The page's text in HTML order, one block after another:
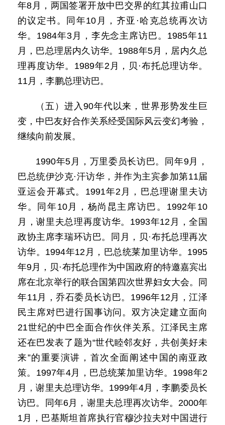
年8月，两国签署开放中巴交界的红其拉甫山口
的议定书。同年10月，齐亚·哈克总统再次访
华。1984年3月，李先念主席访巴。1985年11
月，巴总理居内久访华。1988年5月，居内久总
理再度访华。1989年2月，贝·布托总理访华。
11月，李鹏总理访巴。
（五）进入90年代以来，世界形势发生巨
变，中巴友好合作关系经受国际风云变幻考验，
继续向前发展。
1990年5月，万里委员长访巴。同年9月，
巴总统伊沙克·汗访华，并作为主宾参加第11届
亚运会开幕式。1991年2月，巴总理谢里夫访
华。同年10月，杨尚昆主席访巴。1992年10
月，谢里夫总理再度访华。1993年12月，全国
政协主席李瑞环访巴。同月，贝·布托总理再次
访华。1994年12月，巴总统莱加里访华。1995
年9月，贝·布托总理作为中国政府的特邀嘉宾出
席在北京举行的联合国第四次世界妇女大会。同
年11月，乔石委员长访巴。1996年12月，江泽
民主席对巴进行国事访问。双方决定建立面向
21世纪的中巴全面合作伙伴关系。江泽民主席
还在巴发表了题为“世代睦邻友好，共创美好未
来”的重要演讲，首次全面阐述中国的南亚政
策。1997年4月，巴总统莱加里访华。1998年2
月，谢里夫总理访华。1999年4月，李鹏委员长
访巴。同年6月，谢里夫总理再次访华。2000年
1月，巴基斯坦首席执行官穆沙拉夫对中国进行